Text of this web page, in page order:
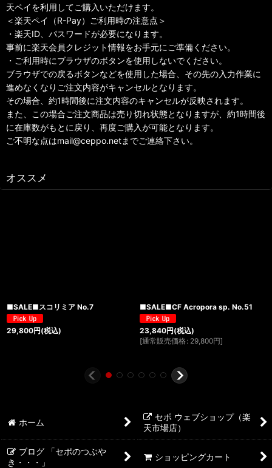
天ペイを利用してご購入いただけます。
＜楽天ペイ（R-Pay）ご利用時の注意点＞
・楽天ID、パスワードが必要になります。
事前に楽天会員クレジット情報をお手元にご準備ください。
・ご利用時にブラウザのボタンを使用しないでください。
ブラウザでの戻るボタンなどを使用した場合、その先の入力作業に
進めなくなりご注文内容がキャンセルとなります。
その場合、約1時間後に注文内容のキャンセルが反映されます。
また、この場合ご注文商品は売り切れ状態となりますが、約1時間後
に在庫数がもとに戻り、再度ご購入が可能となります。
ご不明な点はmail@ceppo.netまでご連絡下さい。
オススメ
■SALE■スコリミア No.7
29,800円(税込)
■SALE■CF Acropora sp. No.51
23,840円(税込)
[通常販売価格 : 29,800円]
ホーム
セポ ウェブショップ（楽
天市場店）
ブログ 「セポのつぶや
き・・・」
ショッピングカート